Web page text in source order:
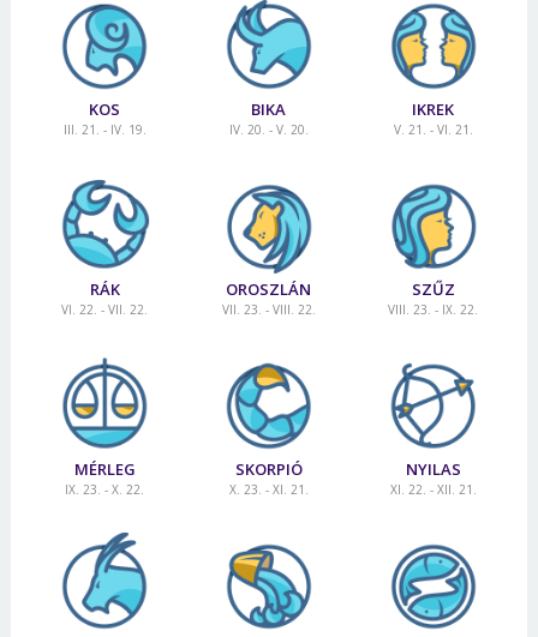
KOS
III. 21. - IV. 19.
BIKA
IV. 20. - V. 20.
IKREK
V. 21. - VI. 21.
RÁK
VI. 22. - VII. 22.
OROSZLÁN
VII. 23. - VIII. 22.
SZŰZ
VIII. 23. - IX. 22.
MÉRLEG
IX. 23. - X. 22.
SKORPIÓ
X. 23. - XI. 21.
NYILAS
XI. 22. - XII. 21.